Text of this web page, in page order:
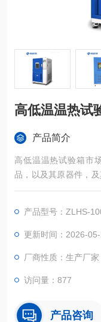
高低温温热试
产品简介
高低温温热试验箱市
品，以及其原器件，
输、使用时的适应性
理以及其他相关特性
判断产品的性能，是
产品型号：ZLHS-
更新时间：2026-
厂商性质：生产厂家
访问量：877
产品咨询